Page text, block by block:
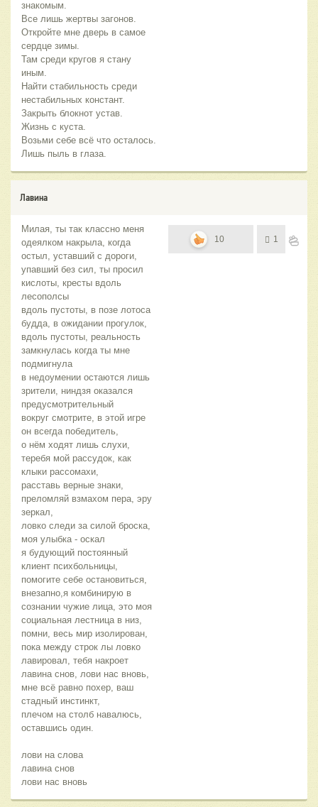
знакомым.
Все лишь жертвы загонов.
Откройте мне дверь в самое
сердце зимы.
Там среди кругов я стану
иным.
Найти стабильность среди
нестабильных констант.
Закрыть блокнот устав.
Жизнь с куста.
Возьми себе всё что осталось.
Лишь пыль в глаза.
Лавина
Милая, ты так классно меня
одеялком накрыла, когда
остыл, уставший с дороги,
упавший без сил, ты просил
кислоты, кресты вдоль
лесополсы
вдоль пустоты, в позе лотоса
будда, в ожидании прогулок,
вдоль пустоты, реальность
замкнулась когда ты мне
подмигнула
в недоумении остаются лишь
зрители, ниндзя оказался
предусмотрительный
вокруг смотрите, в этой игре
он всегда победитель,
о нём ходят лишь слухи,
теребя мой рассудок, как
клыки рассомахи,
расставь верные знаки,
преломляй взмахом пера, эру
зеркал,
ловко следи за силой броска,
моя улыбка - оскал
я будующий постоянный
клиент психбольницы,
помогите себе остановиться,
внезапно,я комбинирую в
сознании чужие лица, это моя
социальная лестница в низ,
помни, весь мир изолирован,
пока между строк лы ловко
лавировал, тебя накроет
лавина снов, лови нас вновь,
мне всё равно похер, ваш
стадный инстинкт,
плечом на столб навалюсь,
оставшись один.
лови на слова
лавина снов
лови нас вновь
10 1